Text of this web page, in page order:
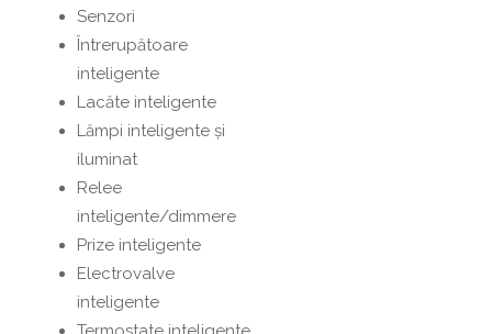
Senzori
Întrerupătoare
inteligente
Lacăte inteligente
Lămpi inteligente și
iluminat
Relee
inteligente/dimmere
Prize inteligente
Electrovalve
inteligente